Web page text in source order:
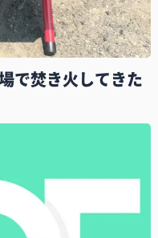
で焚き火してきた